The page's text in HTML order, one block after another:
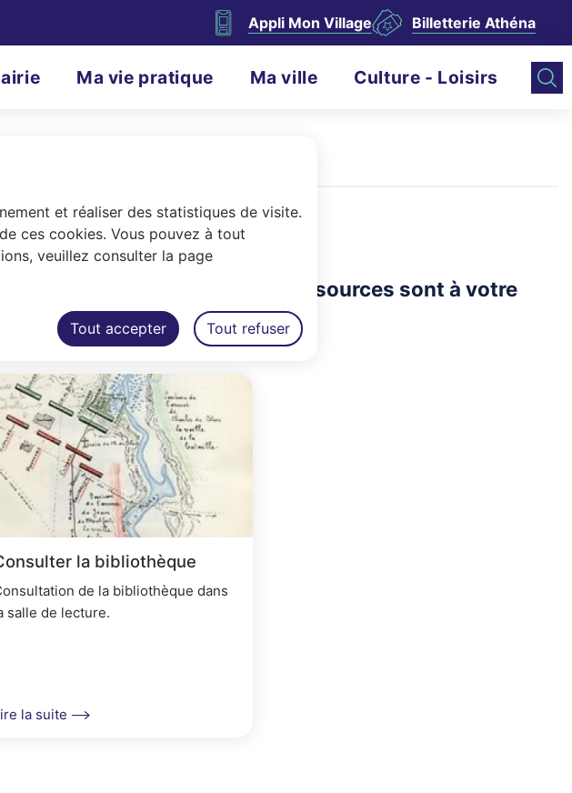
et réaliser des statistiques de visite.
ces cookies. Vous pouvez à tout
veuillez consulter la page
Tout accepter Tout refuser
Appli Mon Village Billetterie Athéna
Ma vie pratique Ma ville Culture - Loisirs
patrimoniale. Des outils et ressources sont à votre
la bibliothèque
de la bibliothèque dans
salle de lecture.
la suite